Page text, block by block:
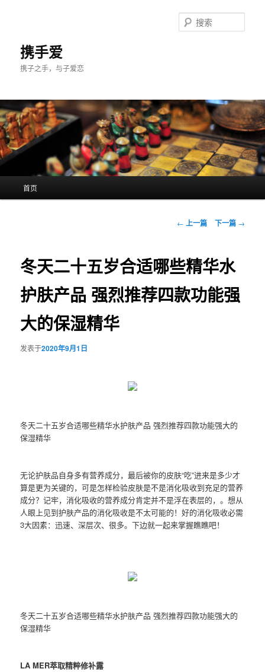
携手爱
携子之手，与子爱恋
索
首页
文
航
← 上一篇 下一篇 →
冬天二十五岁合适哪些精华水
护肤产品 强烈推荐四款功能强
大的保湿精华
发表于2020年9月1日
冬天二十五岁合适哪些精华水护肤产品 强烈推荐四款功能强大的
保湿精华
无论护肤品自身多有营养成分，最后被你的皮肤“吃”进来是多少才
算是更为关键的，可是怎样检验皮肤是不是消化吸收到充足的营养
成分？记牢，消化吸收的营养成分肯定并不是浮在表层的，。想从
人眼上见到护肤产品的消化吸收是不太可能的！好的消化吸收必需
3大因素：迅速、深层次、很多。下边就一起来掌握瞧瞧吧！
冬天二十五岁合适哪些精华水护肤产品 强烈推荐四款功能强大的
保湿精华
LA MER萃取精粹修补露